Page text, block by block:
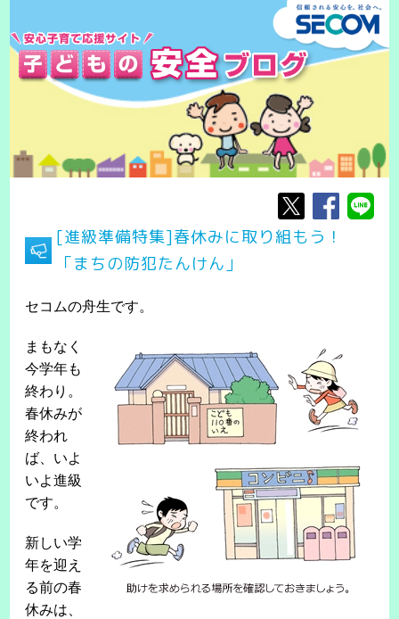
[進級準備特集]春休みに取り組もう！
「まちの防犯たんけん」
セコムの舟生です。
まもなく
今学年も
終わり。
春休みが
終われ
ば、いよ
いよ進級
です。
新しい学
年を迎え
る前の春
休みは、